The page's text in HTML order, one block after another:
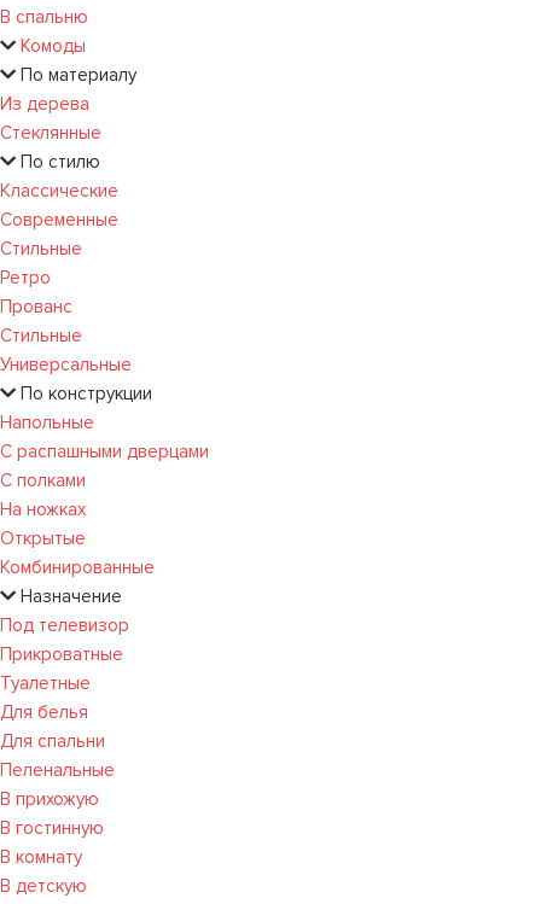
В спальню
Комоды
По материалу
Из дерева
Стеклянные
По стилю
Классические
Современные
Стильные
Ретро
Прованс
Стильные
Универсальные
По конструкции
Напольные
С распашными дверцами
С полками
На ножках
Открытые
Комбинированные
Назначение
Под телевизор
Прикроватные
Туалетные
Для белья
Для спальни
Пеленальные
В прихожую
В гостинную
В комнату
В детскую